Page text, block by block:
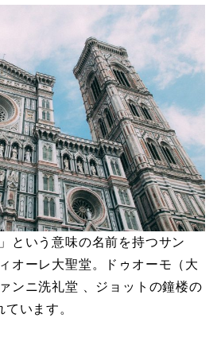
という意味の名前を持つサン
オーレ大聖堂。ドゥオーモ（大
ンニ洗礼堂 、ジョットの鐘楼の
います。